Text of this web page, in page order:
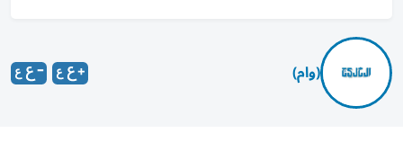
(وام)